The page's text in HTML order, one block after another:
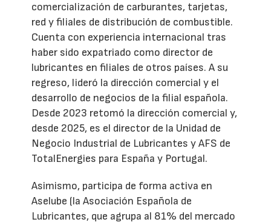
comercialización de carburantes, tarjetas,
red y filiales de distribución de combustible.
Cuenta con experiencia internacional tras
haber sido expatriado como director de
lubricantes en filiales de otros países. A su
regreso, lideró la dirección comercial y el
desarrollo de negocios de la filial española.
Desde 2023 retomó la dirección comercial y,
desde 2025, es el director de la Unidad de
Negocio Industrial de Lubricantes y AFS de
TotalEnergies para España y Portugal.
Asimismo, participa de forma activa en
Aselube (la Asociación Española de
Lubricantes, que agrupa al 81% del mercado